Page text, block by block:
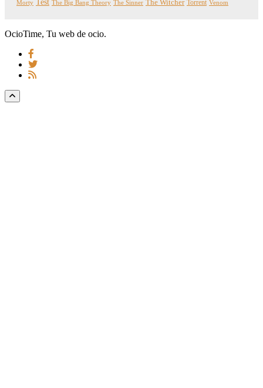
Morty Test The Big Bang Theory The Sinner The Witcher Torrent Venom
OcioTime, Tu web de ocio.